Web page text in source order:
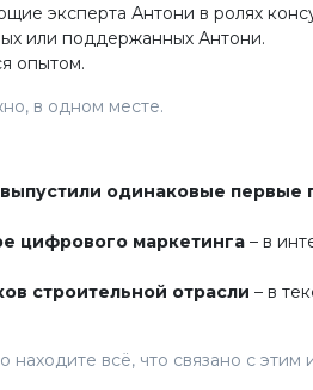
эксперта Антони в ролях
или поддержанных Антони.
опытом.
в одном месте.
одинаковые первые
цифрового маркетинга – в
строительной отрасли – в
находите всё, что связано с этим